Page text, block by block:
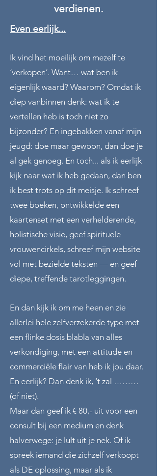
verdienen.
Even eerlijk...
Ik vind het moeilijk om mezelf te
‘verkopen’. Want… wat ben ik
eigenlijk waard? Waarom? Omdat ik
diep vanbinnen denk: wat ik te
vertellen heb is toch niet zo
bijzonder? En ingebakken vanaf mijn
jeugd: doe maar gewoon, dan doe je
al gek genoeg. ​En toch... als ik eerlijk
kijk naar wat ik heb gedaan, dan ben
ik best trots op dit meisje. Ik schreef
twee boeken, ontwikkelde een
kaartenset met een verhelderende,
holistische visie, geef spirituele
vrouwencirkels, schreef mijn website
vol met bezielde teksten — en geef
diepe, treffende tarotleggingen.
En dan kijk ik om me heen en zie
allerlei hele zelfverzekerde type met
een flinke dosis blabla van alles
verkondiging, met een attitude en
commerciële flair van heb ik jou daar.
En eerlijk? Dan denk ik, ‘t zal ………
(of niet).
Maar dan geef ik € 80,- uit voor een
consult bij een medium en denk
halverwege: je lult uit je nek. Of ik
spreek iemand die zichzelf verkoopt
als DE oplossing, maar als ik